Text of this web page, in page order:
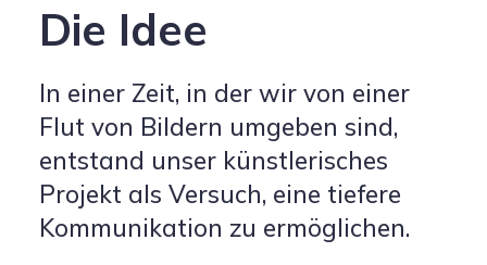
Die Idee
In einer Zeit, in der wir von einer
Flut von Bildern umgeben sind,
entstand unser künstlerisches
Projekt als Versuch, eine tiefere
Kommunikation zu ermöglichen.